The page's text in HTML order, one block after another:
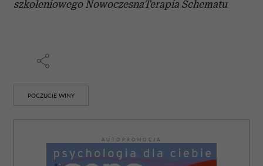
szkoleniowego NowoczesnaTerapia Schematu
POCZUCIE WINY
AUTOPROMOCJA